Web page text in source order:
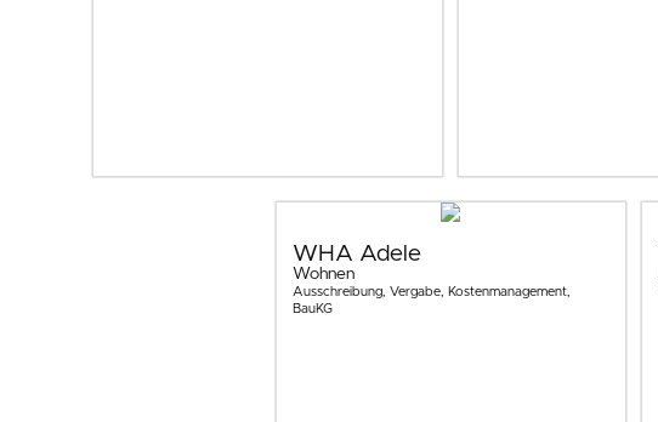
WHA Adele
Wohnen
Ausschreibung, Vergabe, Kostenmanagement,
BauKG